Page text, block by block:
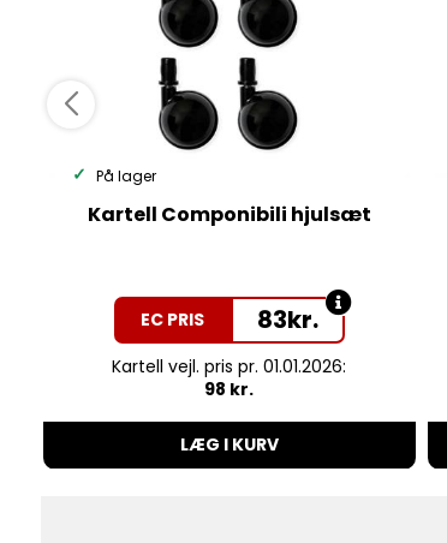
På lager
Kartell Componibili hjulsæt
EC PRIS 83kr.
Kartell vejl. pris pr. 01.01.2026:
98 kr.
LÆG I KURV